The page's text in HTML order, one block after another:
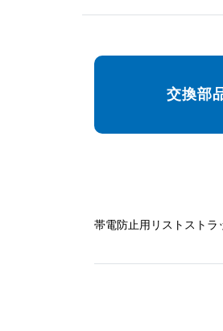
交換部
帯電防止用リストストラ